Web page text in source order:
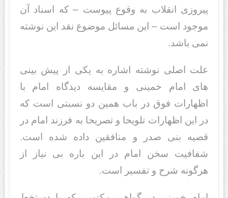
پیروزی انقلاب به وقوع پیوست – که اسناد آن
موجود است – این مسائل موضوع نقد این نوشته
نمی باشد.
علت اصلی نوشته اشاره به یکی از پیش بینی
های امام خمینی و مقایسه دیدگاه امام با
اظهارات فوق در باب همین دو نسبتی است که
در این اظهارات تلویحا و تصریحا به فرزند امام در
قضیه بنی صدر و منافقین داده شده است.
شفافیت سخن امام در این باره بی نیاز از
هرگونه شرح و تفسیر است.